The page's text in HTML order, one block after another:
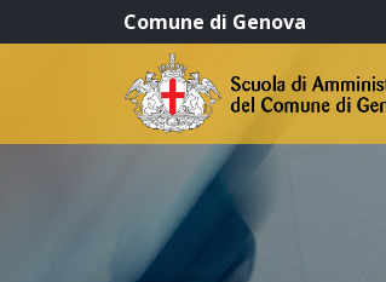
Comune di Genova